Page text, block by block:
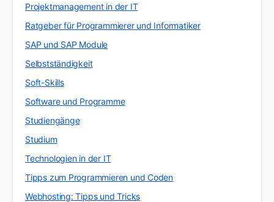
Projektmanagement in der IT
Ratgeber für Programmierer und Informatiker
SAP und SAP Module
Selbstständigkeit
Soft-Skills
Software und Programme
Studiengänge
Studium
Technologien in der IT
Tipps zum Programmieren und Coden
Webhosting: Tipps und Tricks